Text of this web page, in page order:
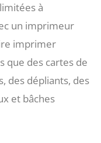
à
un imprimeur
imprimer
que des cartes de
des dépliants, des
et bâches